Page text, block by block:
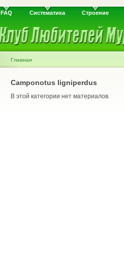
FAQ Систематика Строение
Главная
Camponotus ligniperdus
В этой категории нет материалов.